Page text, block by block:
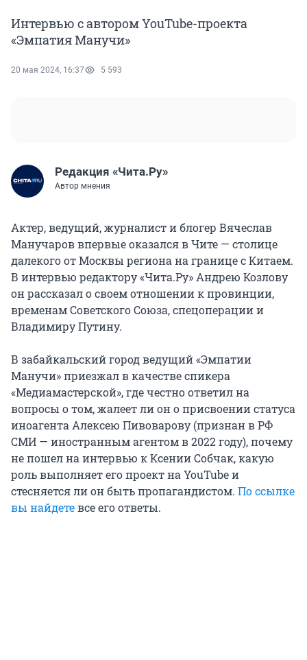
Интервью с автором YouTube-проекта
«Эмпатия Манучи»
20 мая 2024, 16:37 5 593
Редакция «Чита.Ру»
Автор мнения
Актер, ведущий, журналист и блогер Вячеслав
Манучаров впервые оказался в Чите — столице
далекого от Москвы региона на границе с Китаем.
В интервью редактору «Чита.Ру» Андрею Козлову
он рассказал о своем отношении к провинции,
временам Советского Союза, спецоперации и
Владимиру Путину.
В забайкальский город ведущий «Эмпатии
Манучи» приезжал в качестве спикера
«Медиамастерской», где честно ответил на
вопросы о том, жалеет ли он о присвоении статуса
иноагента Алексею Пивоварову (признан в РФ
СМИ — иностранным агентом в 2022 году), почему
не пошел на интервью к Ксении Собчак, какую
роль выполняет его проект на YouTube и
стесняется ли он быть пропагандистом. По ссылке
вы найдетевсе его ответы.